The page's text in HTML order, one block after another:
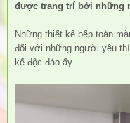
được trang trí bởi những
Những thiết kế bếp toàn
đối với những người yêu
kế độc đáo ấy.